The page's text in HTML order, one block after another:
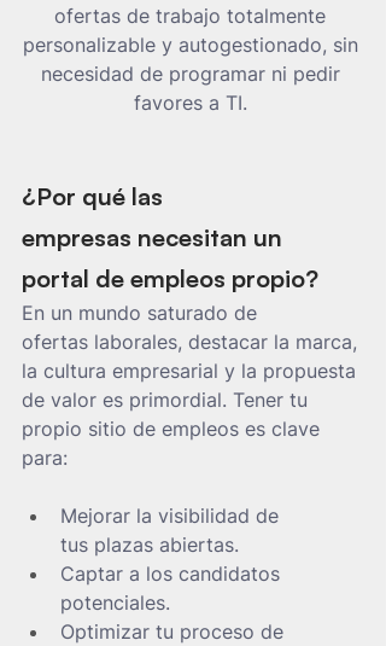
ofertas de trabajo totalmente
personalizable y autogestionado, sin
necesidad de programar ni pedir
favores a TI.
¿Por qué las
empresas necesitan un
portal de empleos propio?
En un mundo saturado de
ofertas laborales, destacar la marca,
la cultura empresarial y la propuesta
de valor es primordial. Tener tu
propio sitio de empleos es clave
para:
Mejorar la visibilidad de
tus plazas abiertas.
Captar a los candidatos
potenciales.
Optimizar tu proceso de